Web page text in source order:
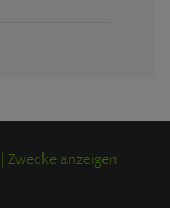
Zwecke anzeigen